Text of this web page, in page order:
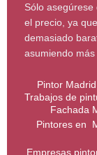
Sólo
el precio, ya
demasiado
asumiendo
Pintor
Trabajos de
Fachada
Pintores en
Empresas